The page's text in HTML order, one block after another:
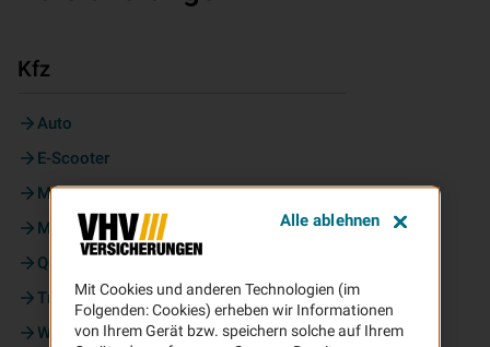
Kfz
Auto
E-Scooter
Moped
Motorrad
Quad
Trike
Wohnmobil
Mit Cookies und anderen Technologien (im
Folgenden: Cookies) erheben wir Informationen
von Ihrem Gerät bzw. speichern solche auf Ihrem
Alle ablehnen